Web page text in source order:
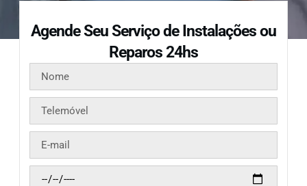
Agende Seu Serviço de Instalações ou
Reparos 24hs